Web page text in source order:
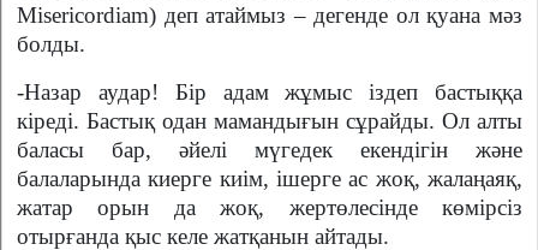
Misericordiam) деп атаймыз – дегенде ол қуана мәз
болды.
-Назар аудар! Бір адам жұмыс іздеп бастыққа
кіреді. Бастық одан мамандығын сұрайды. Ол алты
баласы бар, әйелі мүгедек екендігін және
балаларында киерге киім, ішерге ас жоқ, жалаңаяқ,
жатар орын да жоқ, жертөлесінде көмірсіз
отырғанда қыс келе жатқанын айтады.